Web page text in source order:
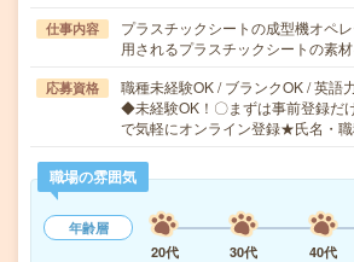
仕事内容
プラスチックシートの成型機オペ
用されるプラスチックシートの素
応募資格
職種未経験OK / ブランクOK / 英語
◆未経験OK！〇まずは事前登録だ
で気軽にオンライン登録★氏名・
職場の雰囲気
年齢層
20代
30代 40代